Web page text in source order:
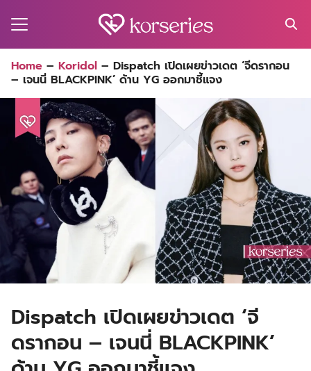
for:
Home – Koridol – Dispatch เปิดเผยข่าวเดต ‘จีดรากอน
– เจนนี่ BLACKPINK’ ด้าน YG ออกมาชี้แจง
Dispatch เปิดเผยข่าวเดต ‘จี
ดรากอน – เจนนี่ BLACKPINK’